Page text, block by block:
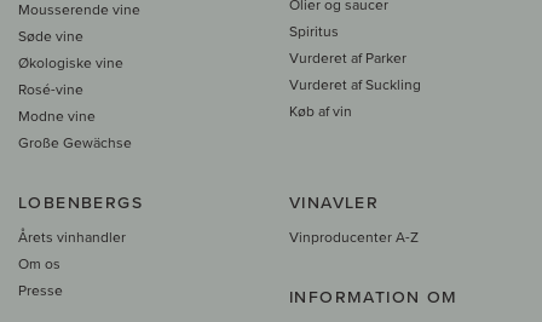
Mousserende vine
Søde vine
Økologiske vine
Rosé-vine
Modne vine
Große Gewächse
Olier og saucer
Spiritus
Vurderet af Parker
Vurderet af Suckling
Køb af vin
LOBENBERGS
Årets vinhandler
Om os
Presse
VINAVLER
Vinproducenter A-Z
INFORMATION OM